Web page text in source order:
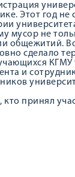
Этот год
мусор не
общежитий.
сделало
КГМУ
и
кто принял